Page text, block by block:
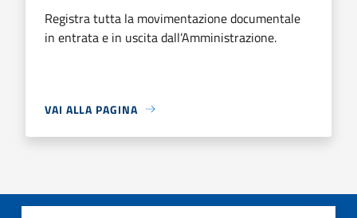
Registra tutta la movimentazione documentale
in entrata e in uscita dall’Amministrazione.
VAI ALLA PAGINA